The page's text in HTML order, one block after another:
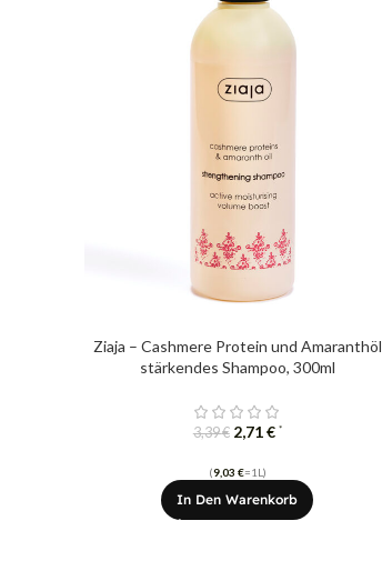
Ziaja – Cashmere Protein ​​und Amaranthöl
stärkendes Shampoo, 300ml
3,39€ 2,71€ *
(9,03 €=1L)
In Den Warenkorb